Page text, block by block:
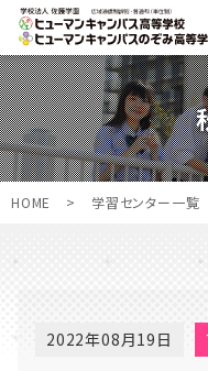
HOME > 学習センター一覧
2022年08月19日